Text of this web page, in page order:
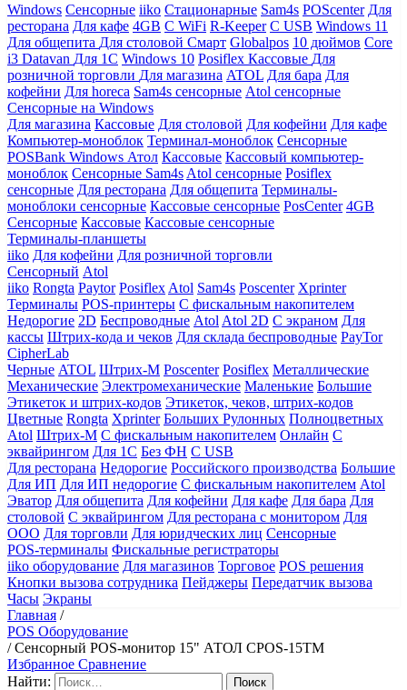
Windows Сенсорные iiko Стационарные Sam4s POScenter Для
ресторана Для кафе 4GB С WiFi R-Keeper С USB Windows 11
Для общепита Для столовой Смарт Globalpos 10 дюймов Core
i3 Datavan Для 1С Windows 10 Posiflex Кассовые Для
розничной торговли Для магазина ATOL Для бара Для
кофейни Для horeca Sam4s сенсорные Atol сенсорные
Сенсорные на Windows
Для магазина Кассовые Для столовой Для кофейни Для кафе
Компьютер-моноблок Терминал-моноблок Сенсорные
POSBank Windows Атол Кассовые Кассовый компьютер-
моноблок Сенсорные Sam4s Atol сенсорные Posiflex
сенсорные Для ресторана Для общепита Терминалы-
моноблоки сенсорные Кассовые сенсорные PosCenter 4GB
Сенсорные Кассовые Кассовые сенсорные
Терминалы-планшеты
iiko Для кофейни Для розничной торговли
Сенсорный Atol
iiko Rongta Paytor Posiflex Atol Sam4s Poscenter Xprinter
Терминалы POS-принтеры С фискальным накопителем
Недорогие 2D Беспроводные Atol Atol 2D С экраном Для
кассы Штрих-кода и чеков Для склада беспроводные PayTor
CipherLab
Черные ATOL Штрих-М Poscenter Posiflex Металлические
Механические Электромеханические Маленькие Большие
Этикеток и штрих-кодов Этикеток, чеков, штрих-кодов
Цветные Rongta Xprinter Больших Рулонных Полноцветных
Atol Штрих-М С фискальным накопителем Онлайн С
эквайрингом Для 1С Без ФН С USB
Для ресторана Недорогие Российского производства Большие
Для ИП Для ИП недорогие С фискальным накопителем Atol
Эватор Для общепита Для кофейни Для кафе Для бара Для
столовой С эквайрингом Для ресторана с монитором Для
ООО Для торговли Для юридческих лиц Сенсорные
POS-терминалы Фискальные регистраторы
iiko оборудование Для магазинов Торговое POS решения
Кнопки вызова сотрудника Пейджеры Передатчик вызова
Часы Экраны
Главная /
POS Оборудование
/Сенсорный POS-монитор 15" АТОЛ CPOS-15TM
Избранное Сравнение
Найти: